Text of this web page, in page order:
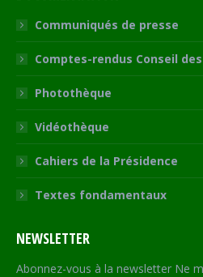
Communiqués de presse
Comptes-rendus Conseil
Photothèque
Vidéothèque
Cahiers de la Présidence
Textes fondamentaux
NEWSLETTER
Abonnez-vous à la newsletter Ne